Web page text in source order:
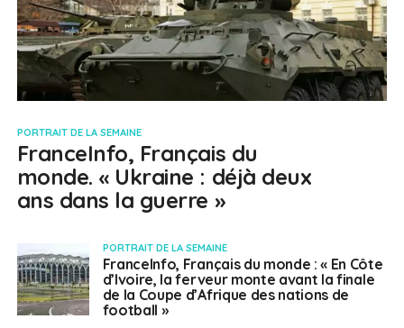
PORTRAIT DE LA SEMAINE
FranceInfo, Français du
monde. « Ukraine : déjà deux
ans dans la guerre »
PORTRAIT DE LA SEMAINE
FranceInfo, Français du monde : « En Côte
d’Ivoire, la ferveur monte avant la finale
de la Coupe d’Afrique des nations de
football »